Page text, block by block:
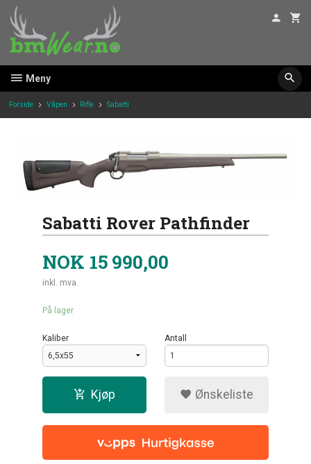
innholdet
Meny
Forside Våpen Rifle Sabatti
Sabatti Rover Pathfinder
NOK 15 990,00
inkl. mva.
På lager
Kaliber Antall
Kjøp Ønskeliste